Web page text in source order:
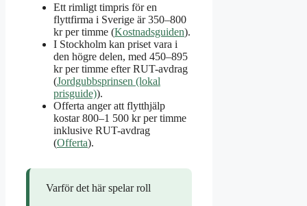
Ett rimligt timpris för en
flyttfirma i Sverige är 350–800
kr per timme (Kostnadsguiden).
I Stockholm kan priset vara i
den högre delen, med 450–895
kr per timme efter RUT-avdrag
(Jordgubbsprinsen (lokal
prisguide)).
Offerta anger att flytthjälp
kostar 800–1 500 kr per timme
inklusive RUT-avdrag
(Offerta).
Varför det här spelar roll